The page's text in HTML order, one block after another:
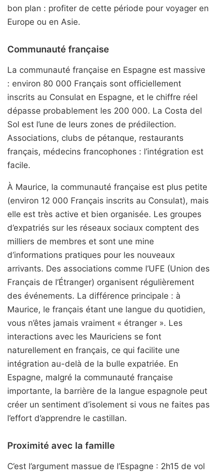
bon plan : profiter de cette période pour voyager en
Europe ou en Asie.
Communauté française
La communauté française en Espagne est massive
: environ 80 000 Français sont officiellement
inscrits au Consulat en Espagne, et le chiffre réel
dépasse probablement les 200 000. La Costa del
Sol est l’une de leurs zones de prédilection.
Associations, clubs de pétanque, restaurants
français, médecins francophones : l’intégration est
facile.
À Maurice, la communauté française est plus petite
(environ 12 000 Français inscrits au Consulat), mais
elle est très active et bien organisée. Les groupes
d’expatriés sur les réseaux sociaux comptent des
milliers de membres et sont une mine
d’informations pratiques pour les nouveaux
arrivants. Des associations comme l’UFE (Union des
Français de l’Étranger) organisent régulièrement
des événements. La différence principale : à
Maurice, le français étant une langue du quotidien,
vous n’êtes jamais vraiment « étranger ». Les
interactions avec les Mauriciens se font
naturellement en français, ce qui facilite une
intégration au-delà de la bulle expatriée. En
Espagne, malgré la communauté française
importante, la barrière de la langue espagnole peut
créer un sentiment d’isolement si vous ne faites pas
l’effort d’apprendre le castillan.
Proximité avec la famille
C’est l’argument massue de l’Espagne : 2h15 de vol